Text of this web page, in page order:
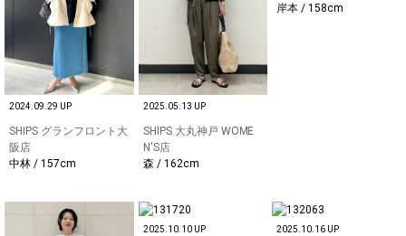
2024.09.29 UP
SHIPS グランフロント大
阪店
中林 / 157cm
2025.05.13 UP
SHIPS 大丸神戸 WOME
N'S店
森 / 162cm
岸本 / 158cm
2025.10.10 UP 2025.10.16 UP